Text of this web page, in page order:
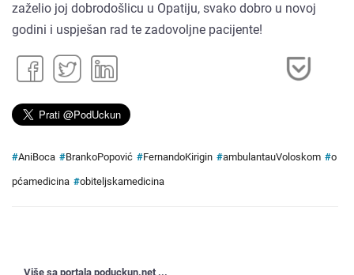
zaželio joj dobrodošlicu u Opatiju, svako dobro u novoj
godini i uspješan rad te zadovoljne pacijente!
#AniBoca #BrankoPopović #FernandoKirigin #ambulantauVoloskom #o
pćamedicina #obiteljskamedicina
Više sa portala poduckun.net ...